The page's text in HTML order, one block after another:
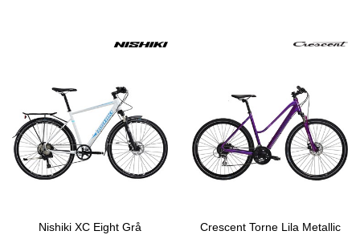
Nishiki XC Eight Grå Crescent Torne Lila Metallic